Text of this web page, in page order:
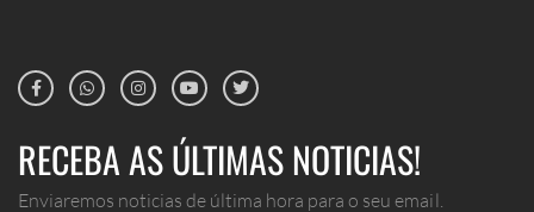
RECEBA AS ÚLTIMAS NOTICIAS!
Enviaremos noticias de última hora para o seu email.